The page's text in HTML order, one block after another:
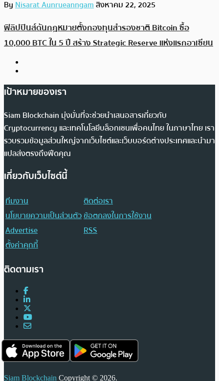
ByNisarat Aunrueanngamสิงหาคม 22, 2025
ฟิลิปปินส์ดันกฎหมายตั้งกองทุนสำรองชาติ Bitcoin ซื้อ
10,000 BTC ใน 5 ปี สร้าง Strategic Reserve แห่งแรกอาเซียน
เป้าหมายของเรา
Siam Blockchain มุ่งมั่นที่จะช่วยนำเสนอสารเกี่ยวกับ
Cryptocurrency และเทคโนโลยีบล็อกเชนเพื่อคนไทย ในภาษาไทย เรา
รวบรวมข้อมูลส่วนใหญ่จากเว็บไซต์และเว็บบอร์ดต่างประเทศและนำมา
แปลส่งตรงถึงฟีดคุณ
เกี่ยวกับเว็บไซต์นี้
ทีมงาน
ติดต่อเรา
นโยบายความเป็นส่วนตัวข้อตกลงในการใช้งาน
Advertise
RSS
ตั้งค่าคุกกี้
ติดตามเรา
Siam Blockchain Copyright © 2026.